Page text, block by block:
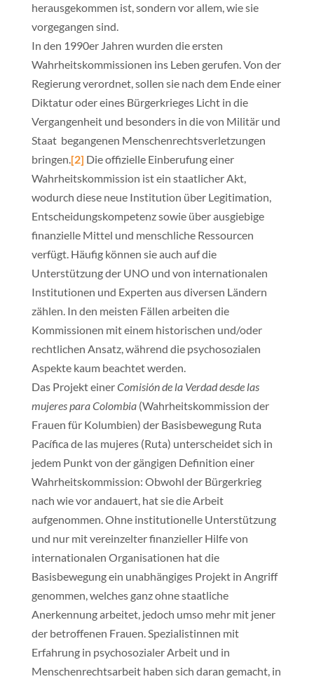
herausgekommen ist, sondern vor allem, wie sie
vorgegangen sind.
In den 1990er Jahren wurden die ersten
Wahrheitskommissionen ins Leben gerufen. Von der
Regierung verordnet, sollen sie nach dem Ende einer
Diktatur oder eines Bürgerkrieges Licht in die
Vergangenheit und besonders in die von Militär und
Staat begangenen Menschenrechtsverletzungen
bringen.[2] Die offizielle Einberufung einer
Wahrheitskommission ist ein staatlicher Akt,
wodurch diese neue Institution über Legitimation,
Entscheidungskompetenz sowie über ausgiebige
finanzielle Mittel und menschliche Ressourcen
verfügt. Häufig können sie auch auf die
Unterstützung der UNO und von internationalen
Institutionen und Experten aus diversen Ländern
zählen. In den meisten Fällen arbeiten die
Kommissionen mit einem historischen und/oder
rechtlichen Ansatz, während die psychosozialen
Aspekte kaum beachtet werden.
Das Projekt einerComisión de la Verdad desde las
mujeres para Colombia (Wahrheitskommission der
Frauen für Kolumbien) der Basisbewegung Ruta
Pacífica de las mujeres (Ruta) unterscheidet sich in
jedem Punkt von der gängigen Definition einer
Wahrheitskommission: Obwohl der Bürgerkrieg
nach wie vor andauert, hat sie die Arbeit
aufgenommen. Ohne institutionelle Unterstützung
und nur mit vereinzelter finanzieller Hilfe von
internationalen Organisationen hat die
Basisbewegung ein unabhängiges Projekt in Angriff
genommen, welches ganz ohne staatliche
Anerkennung arbeitet, jedoch umso mehr mit jener
der betroffenen Frauen. Spezialistinnen mit
Erfahrung in psychosozialer Arbeit und in
Menschenrechtsarbeit haben sich daran gemacht, in